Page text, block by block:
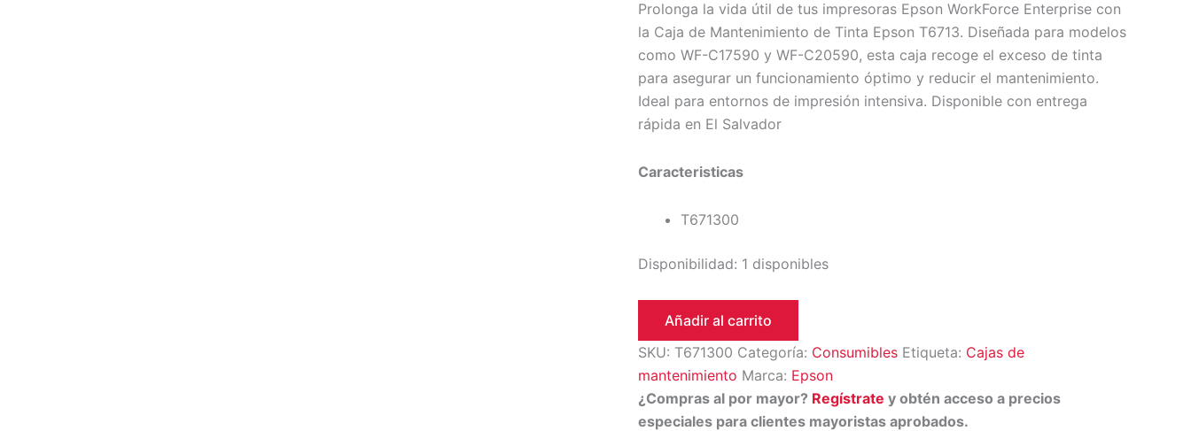
Prolonga la vida útil de tus impresoras Epson WorkForce Enterprise con
la Caja de Mantenimiento de Tinta Epson T6713. Diseñada para modelos
como WF-C17590 y WF-C20590, esta caja recoge el exceso de tinta
para asegurar un funcionamiento óptimo y reducir el mantenimiento.
Ideal para entornos de impresión intensiva. Disponible con entrega
rápida en El Salvador
Caracteristicas
T671300
Disponibilidad: 1 disponibles
Añadir al carrito
SKU: T671300 Categoría: Consumibles Etiqueta: Cajas de
mantenimiento Marca: Epson
¿Compras al por mayor? Regístrate y obtén acceso a precios
especiales para clientes mayoristas aprobados.